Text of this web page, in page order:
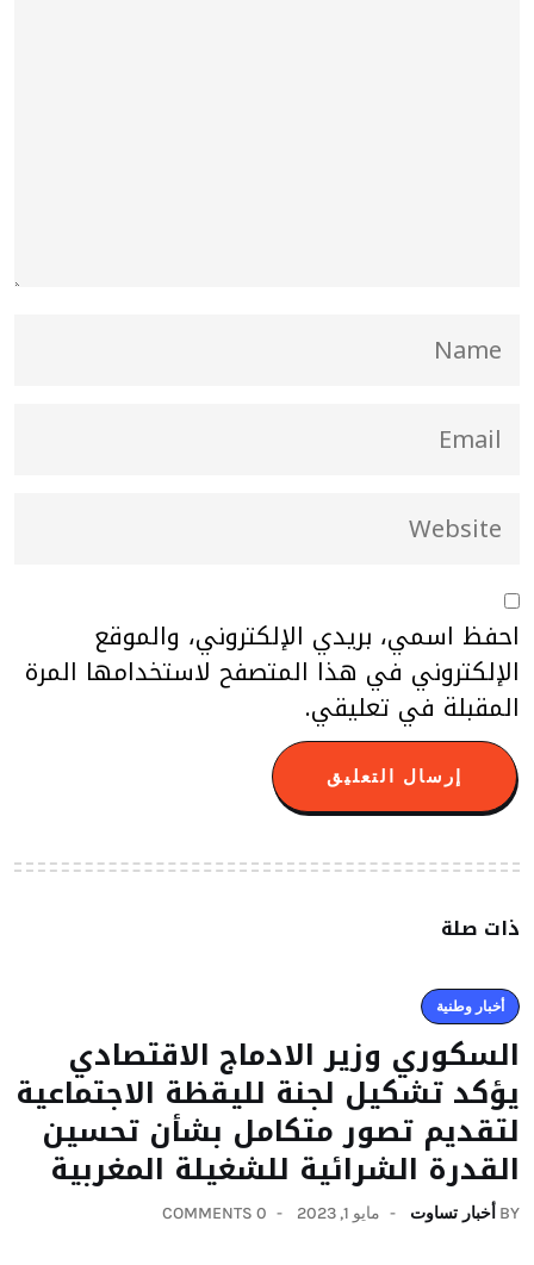
احفظ اسمي، بريدي الإلكتروني، والموقع
الإلكتروني في هذا المتصفح لاستخدامها المرة
المقبلة في تعليقي.
ذات صلة
أخبار وطنية
السكوري وزير الادماج الاقتصادي
يؤكد تشكيل لجنة لليقظة الاجتماعية
لتقديم تصور متكامل بشأن تحسين
القدرة الشرائية للشغيلة المغربية
BY أخبار تساوت مايو 1, 2023 0 COMMENTS